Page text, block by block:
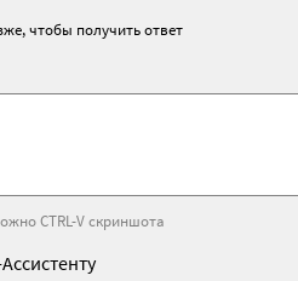
чтобы получить ответ
CTRL-V скриншота